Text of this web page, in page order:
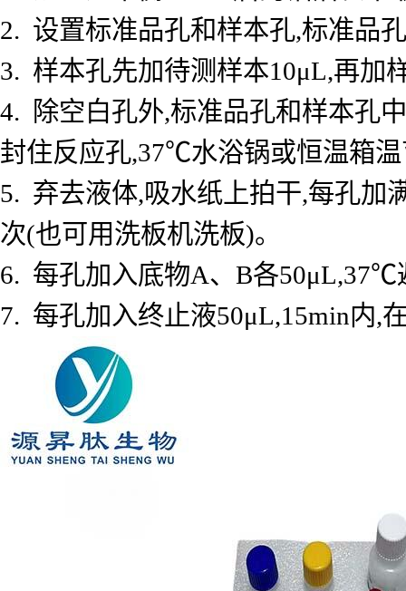
2. 设置标准品孔和样本孔,标准品
3. 样本孔先加待测样本10μL,再加
4. 除空白孔外,标准品孔和样本孔
封住反应孔,37℃水浴锅或恒温箱温
5. 弃去液体,吸水纸上拍干,每孔加
次(也可用洗板机洗板)。
6. 每孔加入底物A、B各50μL,37℃
7. 每孔加入终止液50μL,15min内,